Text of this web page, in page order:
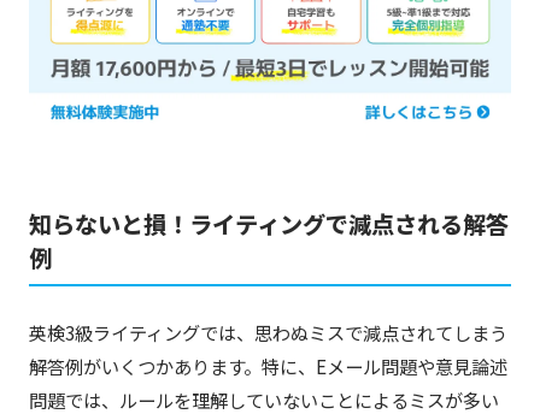
知らないと損！ライティングで減点される解答
例
英検3級ライティングでは、思わぬミスで減点されてしまう
解答例がいくつかあります。特に、Eメール問題や意見論述
問題では、ルールを理解していないことによるミスが多い